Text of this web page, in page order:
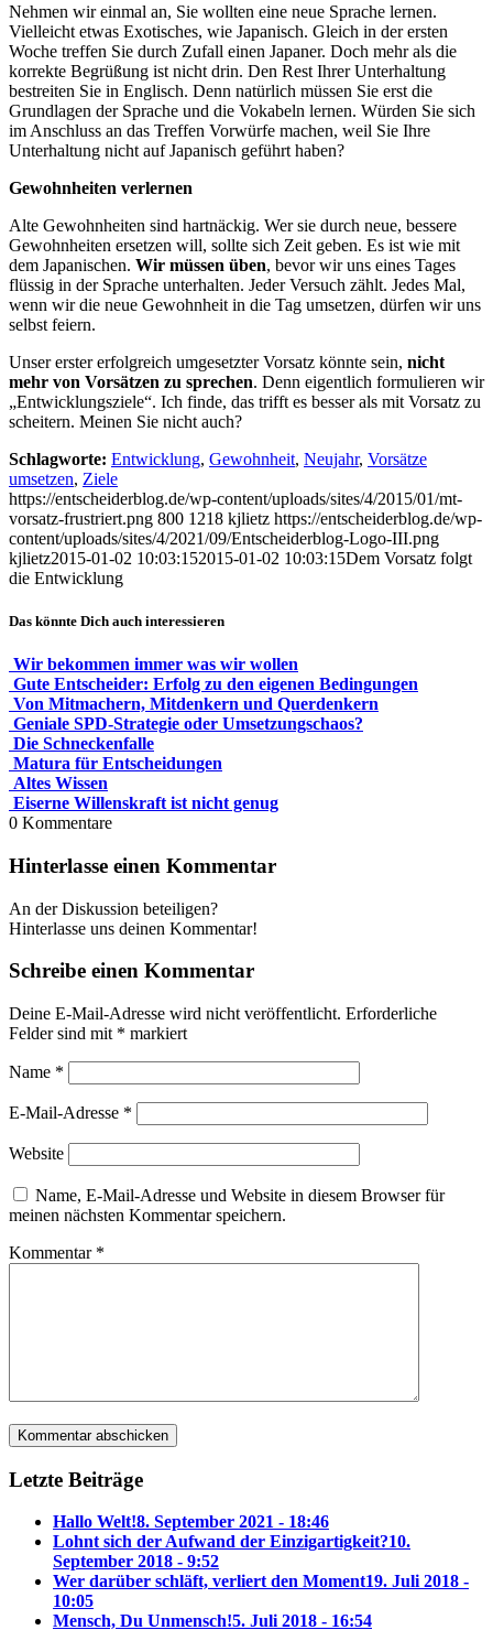
Nehmen wir einmal an, Sie wollten eine neue Sprache lernen.
Vielleicht etwas Exotisches, wie Japanisch. Gleich in der ersten
Woche treffen Sie durch Zufall einen Japaner. Doch mehr als die
korrekte Begrüßung ist nicht drin. Den Rest Ihrer Unterhaltung
bestreiten Sie in Englisch. Denn natürlich müssen Sie erst die
Grundlagen der Sprache und die Vokabeln lernen. Würden Sie sich
im Anschluss an das Treffen Vorwürfe machen, weil Sie Ihre
Unterhaltung nicht auf Japanisch geführt haben?
Gewohnheiten verlernen
Alte Gewohnheiten sind hartnäckig. Wer sie durch neue, bessere
Gewohnheiten ersetzen will, sollte sich Zeit geben. Es ist wie mit
dem Japanischen. Wir müssen üben, bevor wir uns eines Tages
flüssig in der Sprache unterhalten. Jeder Versuch zählt. Jedes Mal,
wenn wir die neue Gewohnheit in die Tag umsetzen, dürfen wir uns
selbst feiern.
Unser erster erfolgreich umgesetzter Vorsatz könnte sein, nicht
mehr von Vorsätzen zu sprechen. Denn eigentlich formulieren wir
„Entwicklungsziele“. Ich finde, das trifft es besser als mit Vorsatz zu
scheitern. Meinen Sie nicht auch?
Schlagworte: Entwicklung, Gewohnheit, Neujahr, Vorsätze
umsetzen, Ziele
https://entscheiderblog.de/wp-content/uploads/sites/4/2015/01/mt-
vorsatz-frustriert.png 800 1218 kjlietz https://entscheiderblog.de/wp-
content/uploads/sites/4/2021/09/Entscheiderblog-Logo-III.png
kjlietz2015-01-02 10:03:152015-01-02 10:03:15Dem Vorsatz folgt
die Entwicklung
Das könnte Dich auch interessieren
Wir bekommen immer was wir wollen
Gute Entscheider: Erfolg zu den eigenen Bedingungen
Von Mitmachern, Mitdenkern und Querdenkern
Geniale SPD-Strategie oder Umsetzungschaos?
Die Schneckenfalle
Matura für Entscheidungen
Altes Wissen
Eiserne Willenskraft ist nicht genug
0 Kommentare
Hinterlasse einen Kommentar
An der Diskussion beteiligen?
Hinterlasse uns deinen Kommentar!
Schreibe einen Kommentar
Deine E-Mail-Adresse wird nicht veröffentlicht. Erforderliche
Felder sind mit * markiert
Name *
E-Mail-Adresse *
Website
Name, E-Mail-Adresse und Website in diesem Browser für
meinen nächsten Kommentar speichern.
Kommentar *
Letzte Beiträge
Hallo Welt!8. September 2021 - 18:46
Lohnt sich der Aufwand der Einzigartigkeit?10.
September 2018 - 9:52
Wer darüber schläft, verliert den Moment19. Juli 2018 -
10:05
Mensch, Du Unmensch!5. Juli 2018 - 16:54